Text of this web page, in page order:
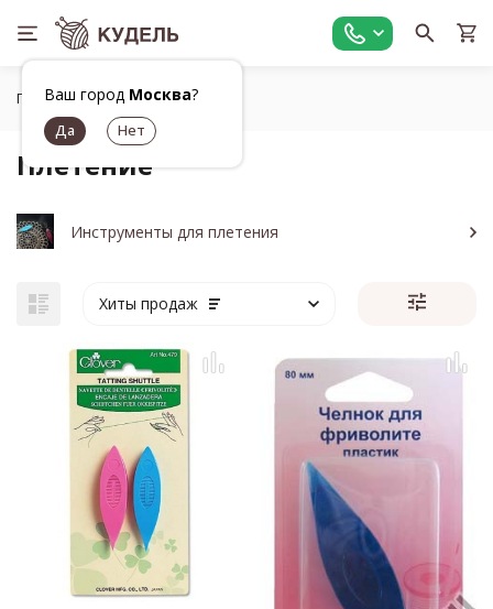
Ваш город Москва?
Главная Плетение
Плетение
Инструменты для плетения
Хиты продаж